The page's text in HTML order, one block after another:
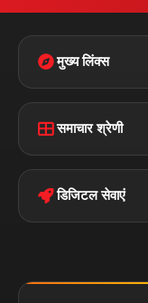
मुख्य लिंक्स
Privacy
समाचार श्रेणी
पॉलिटिकल
डिजिटल सेवाएं